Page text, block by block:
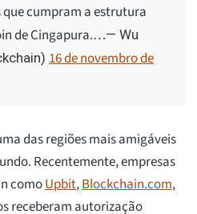
cumpram a estrutura
de Cingapura.…— Wu
16 de novembro de
das regiões mais amigáveis
Recentemente, empresas
comoUpbit,Blockchain.com,
receberam autorização